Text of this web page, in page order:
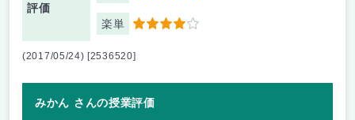
評価
楽単 4
(2017/05/24) [2536520]
みかん さんの授業評価